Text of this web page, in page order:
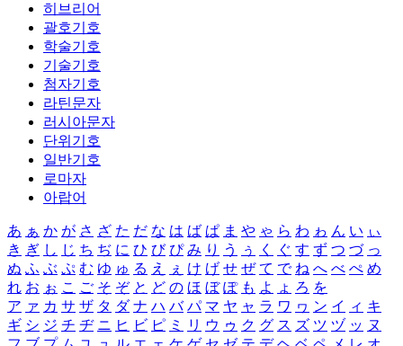
히브리어
괄호기호
학술기호
기술기호
첨자기호
라틴문자
러시아문자
단위기호
일반기호
로마자
아랍어
あ ぁ か が さ ざ た だ な は ば ぱ ま や ゃ ら わ ゎ ん い ぃ
き ぎ し じ ち ぢ に ひ び ぴ み り う ぅ く ぐ す ず つ づ っ
ぬ ふ ぶ ぷ む ゆ ゅ る え ぇ け げ せ ぜ て で ね へ べ ぺ め
れ お ぉ こ ご そ ぞ と ど の ほ ぼ ぽ も よ ょ ろ を
ア ァ カ サ ザ タ ダ ナ ハ バ パ マ ヤ ャ ラ ワ ヮ ン イ ィ キ
ギ シ ジ チ ヂ ニ ヒ ビ ピ ミ リ ウ ゥ ク グ ス ズ ツ ヅ ッ ヌ